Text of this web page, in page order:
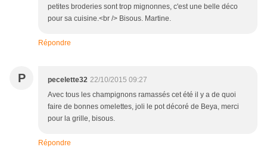
petites broderies sont trop mignonnes, c'est une belle déco
pour sa cuisine.<br /> Bisous. Martine.
Répondre
P pecelette32 22/10/2015 09:27
Avec tous les champignons ramassés cet été il y a de quoi
faire de bonnes omelettes, joli le pot décoré de Beya, merci
pour la grille, bisous.
Répondre